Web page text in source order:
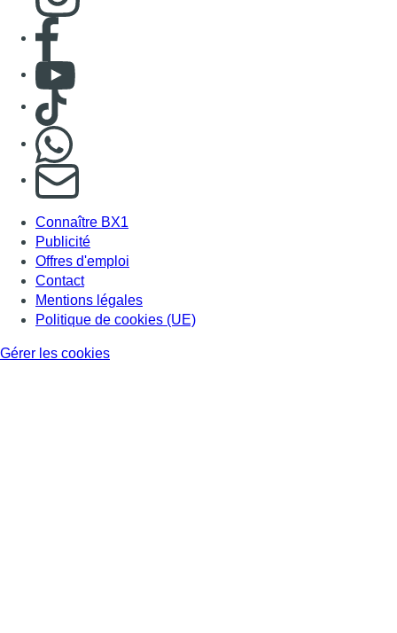
Publicité
Offres d'emploi
Contact
Mentions légales
Politique de cookies (UE)
Gérer les cookies